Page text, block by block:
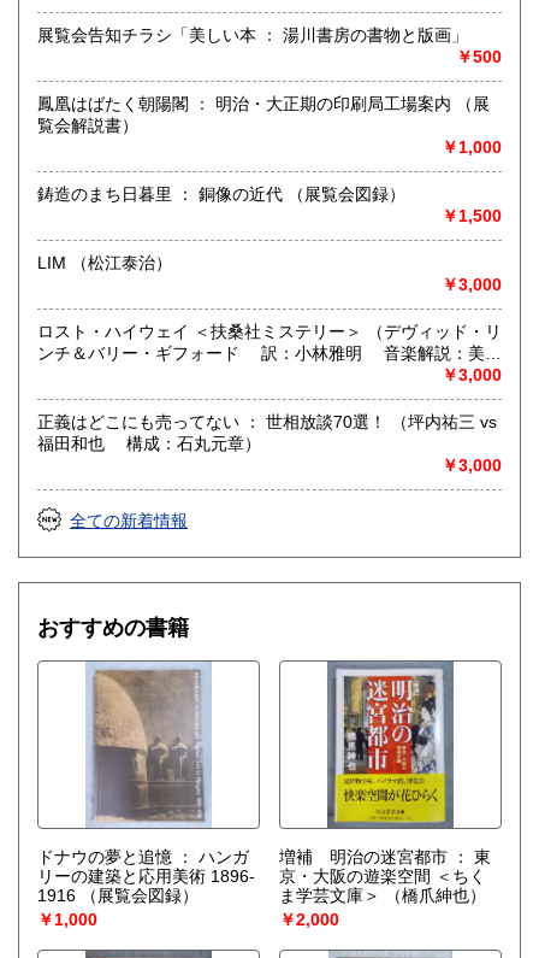
展覧会告知チラシ「美しい本 ： 湯川書房の書物と版画」
￥500
鳳凰はばたく朝陽閣 ： 明治・大正期の印刷局工場案内 （展
覧会解説書）
￥1,000
鋳造のまち日暮里 ： 銅像の近代 （展覧会図録）
￥1,500
LIM （松江泰治）
￥3,000
ロスト・ハイウェイ ＜扶桑社ミステリー＞ （デヴィッド・リ
ンチ＆バリー・ギフォード 訳：小林雅明 音楽解説：美馬
￥3,000
正義はどこにも売ってない ： 世相放談70選！ （坪内祐三 vs
福田和也 構成：石丸元章）
￥3,000
全ての新着情報
おすすめの書籍
ドナウの夢と追憶 ： ハンガ
リーの建築と応用美術 1896-
1916
（展覧会図録）
￥1,000
増補 明治の迷宮都市 ： 東
京・大阪の遊楽空間 ＜ちく
ま学芸文庫＞
（橋爪紳也）
￥2,000